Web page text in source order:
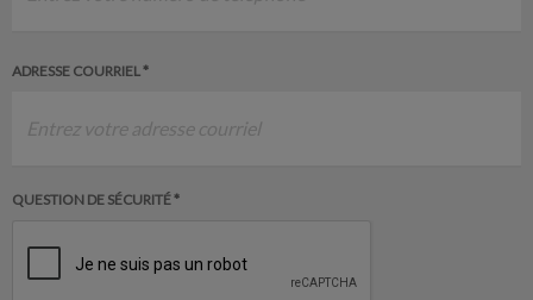
ADRESSE COURRIEL *
QUESTION DE SÉCURITÉ *